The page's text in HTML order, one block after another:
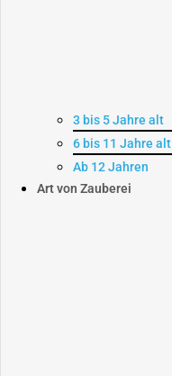
3 bis 5 Jahre alt
6 bis 11 Jahre alt
Ab 12 Jahren
Art von Zauberei